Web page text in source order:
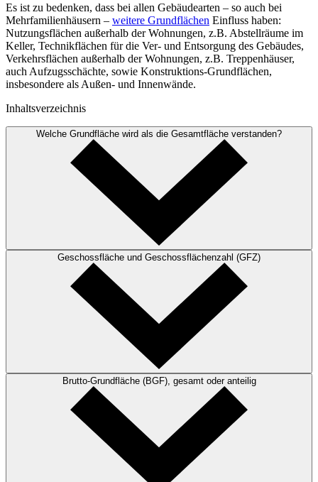
Es ist zu bedenken, dass bei allen Gebäudearten – so auch bei
Mehrfamilienhäusern – weitere Grundflächen Einfluss haben:
Nutzungsflächen außerhalb der Wohnungen, z.B. Abstellräume im
Keller, Technikflächen für die Ver- und Entsorgung des Gebäudes,
Verkehrsflächen außerhalb der Wohnungen, z.B. Treppenhäuser,
auch Aufzugsschächte, sowie Konstruktions-Grundflächen,
insbesondere als Außen- und Innenwände.
Inhaltsverzeichnis
Welche Grundfläche wird als die Gesamtfläche verstanden?
Geschossfläche und Geschossflächenzahl (GFZ)
Brutto-Grundfläche (BGF), gesamt oder anteilig